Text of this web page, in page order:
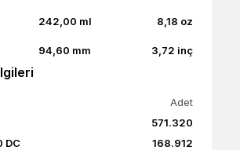
242,00 ml 8,18 oz
94,60 mm 3,72 inç
Adet
571.320
DC
168.912